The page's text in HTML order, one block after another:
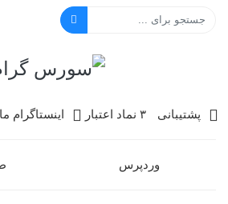
پشتیبانی ۳ نماد اعتبار اینستاگرام ما
وردپرس